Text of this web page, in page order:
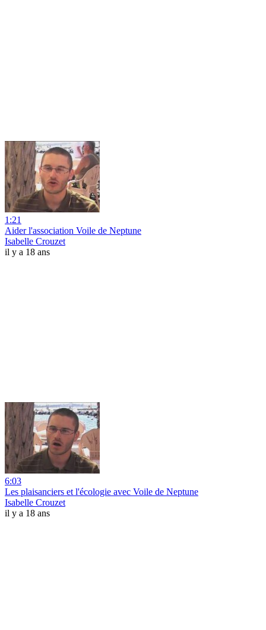
1:21
Aider l'association Voile de Neptune
Isabelle Crouzet
il y a 18 ans
6:03
Les plaisanciers et l'écologie avec Voile de Neptune
Isabelle Crouzet
il y a 18 ans